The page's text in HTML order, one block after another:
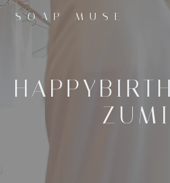
へ
ス
キ
ッ
SOAP MUSE
ZUMI